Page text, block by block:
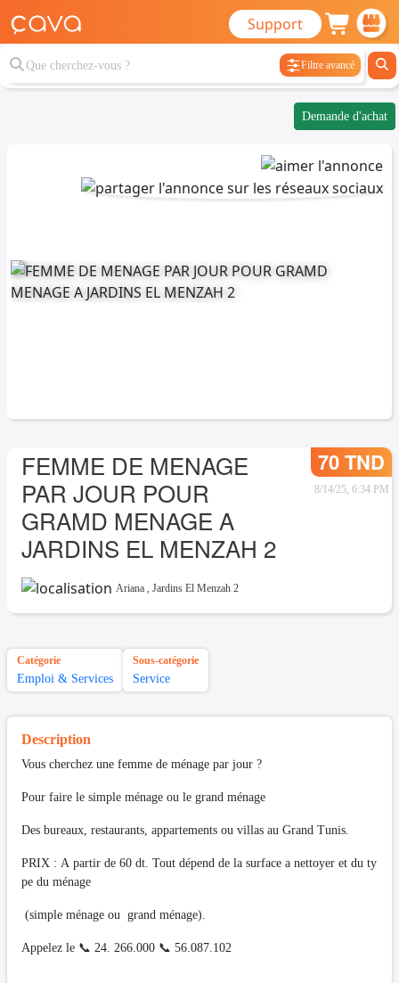
Support
Filtre avancé
Demande d'achat
FEMME DE MENAGE
PAR JOUR POUR
GRAMD MENAGE A
JARDINS EL MENZAH 2
70 TND
8/14/25, 6:34 PM
Ariana , Jardins El Menzah 2
Catégorie
Emploi & Services
Sous-catégorie
Service
Description
Vous cherchez une femme de ménage par jour ?
Pour faire le simple ménage ou le grand ménage
Des bureaux, restaurants, appartements ou villas au Grand Tunis.
PRIX : A partir de 60 dt. Tout dépend de la surface a nettoyer et du ty
pe du ménage
(simple ménage ou grand ménage).
Appelez le 📞 24. 266.000 📞 56.087.102